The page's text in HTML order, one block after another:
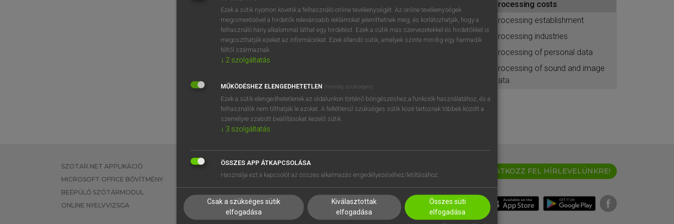
BELÉPÉS
regisztrálok ésbelépek.
REGISZTRÁCIÓ
processing costs
processing establishment
processing industries
processing of personal data
processing of sound and image
data
SZOTAR.NET APPLIKÁCIÓ
MICROSOFT OFFICE BŐVÍTMÉNY
BEÉPÜLŐ SZÓTÁRMODUL
ONLINE NYELVVIZSGA
EGYÉNI FELHASZNÁLÓKNAK
TANULÓKNAK
VÁLLALATI MEGOLDÁSOK
SÚGÓ
RÓLUNK
SÜTI BEÁLLÍTÁSOK
IRATKOZZ FEL HÍRLEVELÜNKRE!
Ezek a sütik nyomon követik a felhasználó online tevékenységét. Az online tevékenységek
megismerésével a hirdetők relevánsabb reklámokat jeleníthetnek meg, és korlátozhatják, hogy a
felhasználó hány alkalommal láthat egy hirdetést. Ezek a sütik más szervezetekkel és hirdetőkkel is
megoszthatják ezeket az információkat. Ezek állandó sütik, amelyek szinte mindig egy harmadik
féltől származnak.
↓ 2 szolgáltatás
MŰKÖDÉSHEZ ELENGEDHETETLEN (mindig szükséges)
Ezek a sütik elengedhetetlenek az oldalunkon történő böngészéshez,a funkciók használatához, és a
felhasználók nem tilthatják le azokat. A feltétlenül szükséges sütik közé tartoznak többek között a
személyre szabott beállításokat kezelő sütik.
↓ 3 szolgáltatás
ÖSSZES APP ÁTKAPCSOLÁSA
Használja ezt a kapcsolót az összes alkalmazás engedélyezéséhez/letiltásához.
Csak a szükséges sütik
elfogadása
Kiválasztottak
elfogadása
Összes süti
elfogadása